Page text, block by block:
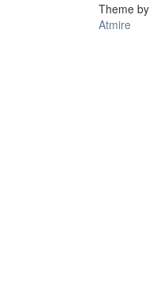
Theme by
Atmire